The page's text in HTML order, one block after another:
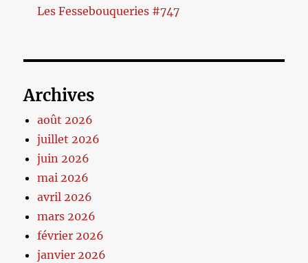
Les Fessebouqueries #747
Archives
août 2026
juillet 2026
juin 2026
mai 2026
avril 2026
mars 2026
février 2026
janvier 2026